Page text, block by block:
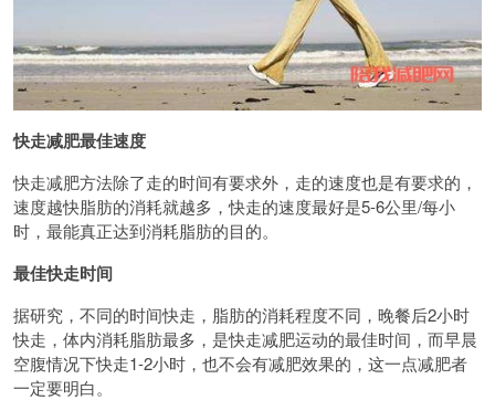
快走减肥最佳速度
快走减肥方法除了走的时间有要求外，走的速度也是有要求的，
速度越快脂肪的消耗就越多，快走的速度最好是5-6公里/每小
时，最能真正达到消耗脂肪的目的。
最佳快走时间
据研究，不同的时间快走，脂肪的消耗程度不同，晚餐后2小时
快走，体内消耗脂肪最多，是快走减肥运动的最佳时间，而早晨
空腹情况下快走1-2小时，也不会有减肥效果的，这一点减肥者
一定要明白。